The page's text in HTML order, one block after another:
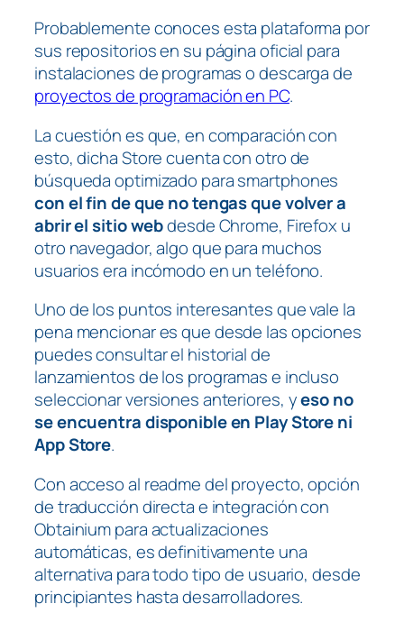
Probablemente conoces esta plataforma por
sus repositorios en su página oficial para
instalaciones de programas o descarga de
proyectos de programación en PC.
La cuestión es que, en comparación con
esto, dicha Store cuenta con otro de
búsqueda optimizado para smartphones
con el fin de que no tengas que volver a
abrir el sitio webdesde Chrome, Firefox u
otro navegador, algo que para muchos
usuarios era incómodo en un teléfono.
Uno de los puntos interesantes que vale la
pena mencionar es que desde las opciones
puedes consultar el historial de
lanzamientos de los programas e incluso
seleccionar versiones anteriores, yeso no
se encuentra disponible en Play Store ni
App Store.
Con acceso al readme del proyecto, opción
de traducción directa e integración con
Obtainium para actualizaciones
automáticas, es definitivamente una
alternativa para todo tipo de usuario, desde
principiantes hasta desarrolladores.